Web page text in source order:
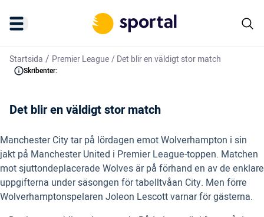
Startsida / Premier League/Det blir en väldigt stor match
Skribenter:
Det blir en väldigt stor match
Manchester City tar på lördagen emot Wolverhampton i sin
jakt på Manchester United i Premier League-toppen. Matchen
mot sjuttondeplacerade Wolves är på förhand en av de enklare
uppgifterna under säsongen för tabelltvåan City. Men förre
Wolverhamptonspelaren Joleon Lescott varnar för gästerna.